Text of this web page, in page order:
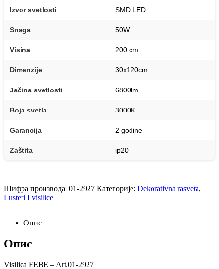
Izvor svetlosti SMD LED
Snaga 50W
Visina 200 cm
Dimenzije 30x120cm
Jačina svetlosti 6800lm
Boja svetla 3000K
Garancija 2 godine
Zaštita ip20
Шифра производа: 01-2927 Категорије: Dekorativna rasveta,
Lusteri I visilice
Опис
Опис
Visilica FEBE – Art.01-2927